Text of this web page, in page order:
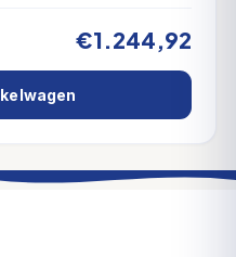
€1.244,92